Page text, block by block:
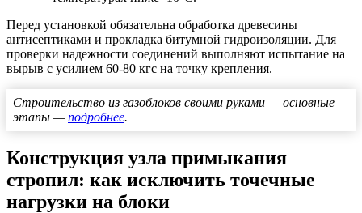
Перед установкой обязательна обработка древесины
антисептиками и прокладка битумной гидроизоляции. Для
проверки надежности соединений выполняют испытание на
вырыв с усилием 60-80 кгс на точку крепления.
Строительство из газоблоков своими руками — основные
этапы —подробнее.
Конструкция узла примыкания
стропил: как исключить точечные
нагрузки на блоки